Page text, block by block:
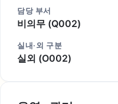
담당 부서
비의무 (Q002)
실내·외 구분
실외 (O002)